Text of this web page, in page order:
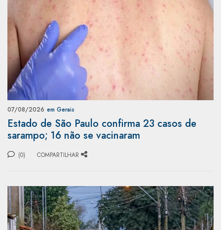
07/08/2026 em Gerais
Estado de São Paulo confirma 23 casos de
sarampo; 16 não se vacinaram
(0) COMPARTILHAR